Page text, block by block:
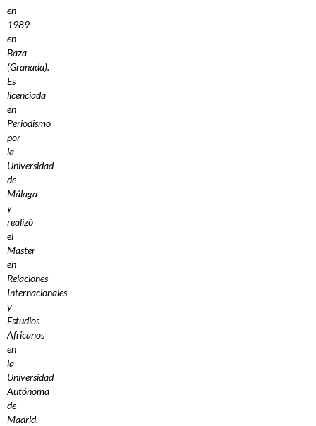
en
1989
en
Baza
(Granada).
Es
licenciada
en
Periodismo
por
la
Universidad
de
Málaga
y
realizó
el
Master
en
Relaciones
Internacionales
y
Estudios
Africanos
en
la
Universidad
Autónoma
de
Madrid.